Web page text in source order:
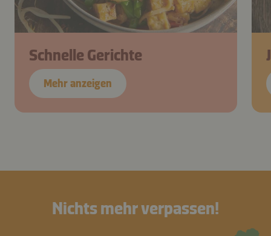
Schnelle Gerichte
Mehr anzeigen
Nichts mehr verpassen!